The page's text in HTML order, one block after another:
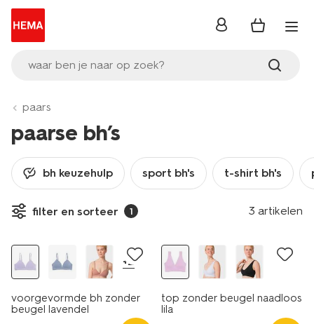
waar ben je naar op zoek?
inloggen
paars
paarse bh’s
bh keuzehulp sport bh's t-shirt bh's
filter en sorteer 1 3 artikelen
laag geprijsd
+2
voorgevormde bh zonder
beugel lavendel
top zonder beugel naadloos
lila